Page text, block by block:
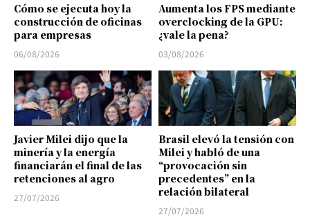
Cómo se ejecuta hoy la
construcción de oficinas
para empresas
06/08/2026
Aumenta los FPS mediante
overclocking de la GPU:
¿vale la pena?
03/08/2026
Javier Milei dijo que la
minería y la energía
financiarán el final de las
retenciones al agro
27/07/2026
Brasil elevó la tensión con
Milei y habló de una
“provocación sin
precedentes” en la
relación bilateral
27/07/2026